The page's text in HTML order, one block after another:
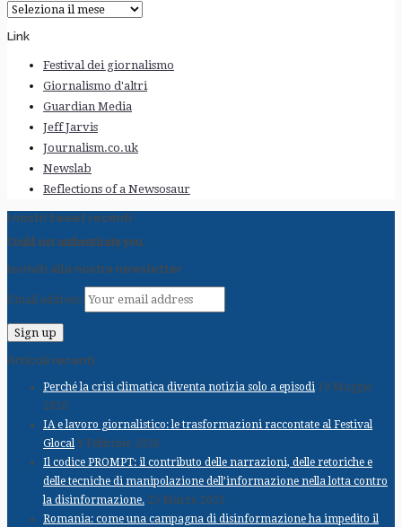
Archivi
Link
Festival dei giornalismo
Giornalismo d'altri
Guardian Media
Jeff Jarvis
Journalism.co.uk
Newslab
Reflections of a Newsosaur
I nostri tweet recenti
Could not authenticate you.
Iscriviti alla nostra newsletter
Email address:
Articoli recenti
Perché la crisi climatica diventa notizia solo a episodi 19 Maggio
2026
IA e lavoro giornalistico: le trasformazioni raccontate al Festival
Glocal 9 Febbraio 2026
Il codice PROMPT: il contributo delle narrazioni, delle retoriche e
delle tecniche di manipolazione dell’informazione nella lotta contro
la disinformazione. 25 Marzo 2025
Romania: come una campagna di disinformazione ha impedito il